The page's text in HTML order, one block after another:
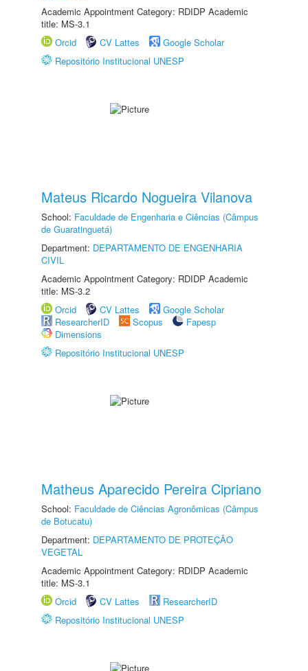
Academic Appointment Category: RDIDP Academic
title: MS-3.1
Orcid
CV Lattes
Google Scholar
Repositório Institucional UNESP
Mateus Ricardo Nogueira Vilanova
School: Faculdade de Engenharia e Ciências (Câmpus
de Guaratinguetá)
Department: DEPARTAMENTO DE ENGENHARIA
CIVIL
Academic Appointment Category: RDIDP Academic
title: MS-3.2
Orcid
CV Lattes
Google Scholar
ResearcherID
Scopus
Fapesp
Dimensions
Repositório Institucional UNESP
Matheus Aparecido Pereira Cipriano
School: Faculdade de Ciências Agronômicas (Câmpus
de Botucatu)
Department: DEPARTAMENTO DE PROTEÇÃO
VEGETAL
Academic Appointment Category: RDIDP Academic
title: MS-3.1
Orcid
CV Lattes
ResearcherID
Repositório Institucional UNESP